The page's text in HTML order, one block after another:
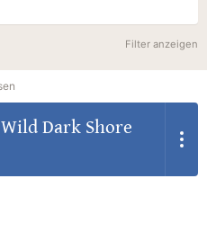
Filter anzeigen
Wild Dark Shore